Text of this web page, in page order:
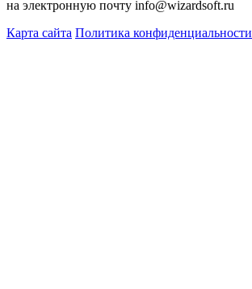
на электронную почту info@wizardsoft.ru
Карта сайта Политика конфиденциальности